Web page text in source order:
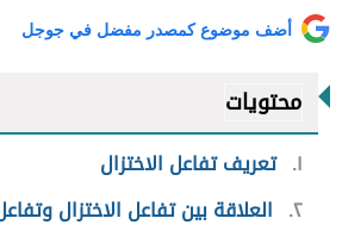
أضف موضوع كمصدر مفضل في جوجل
محتويات
١ تعريف تفاعل الاختزال
٢ العلاقة بين تفاعل الاختزال